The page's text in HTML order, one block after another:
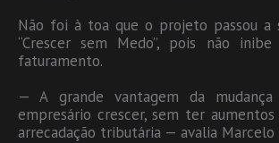
Não foi à toa que o projeto passou a
“Crescer sem Medo”, pois não
faturamento.
— A grande vantagem da
empresário crescer, sem ter aumentos
arrecadação tributária — avalia Marcelo